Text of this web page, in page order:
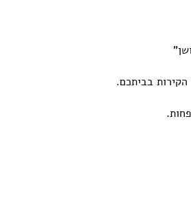
בביתכם.